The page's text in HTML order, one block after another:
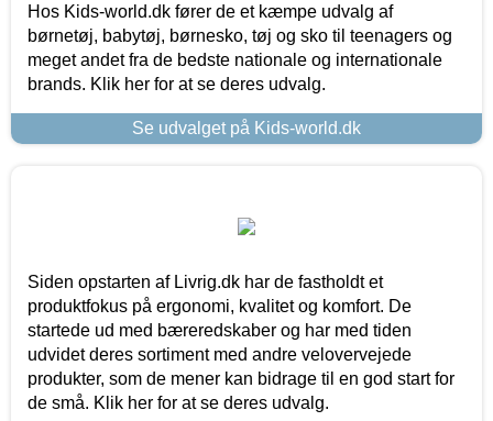
Hos Kids-world.dk fører de et kæmpe udvalg af
børnetøj, babytøj, børnesko, tøj og sko til teenagers og
meget andet fra de bedste nationale og internationale
brands. Klik her for at se deres udvalg.
Se udvalget på Kids-world.dk
Siden opstarten af Livrig.dk har de fastholdt et
produktfokus på ergonomi, kvalitet og komfort. De
startede ud med bæreredskaber og har med tiden
udvidet deres sortiment med andre velovervejede
produkter, som de mener kan bidrage til en god start for
de små. Klik her for at se deres udvalg.